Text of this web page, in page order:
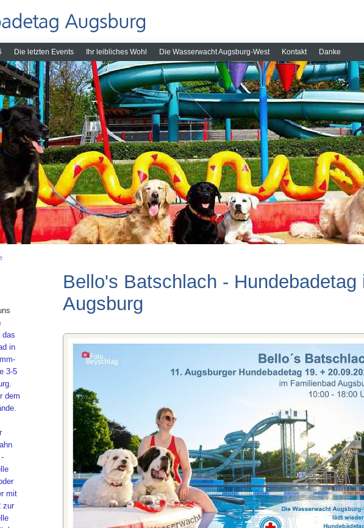
Die letzten Events Ihr leibliches Wohl Die Wasserwacht Augsburg-West Kontakt Danke
das
in
3-5
dem
mit
zur
Bello's Batschlach - Hundebadetag
Augsburg